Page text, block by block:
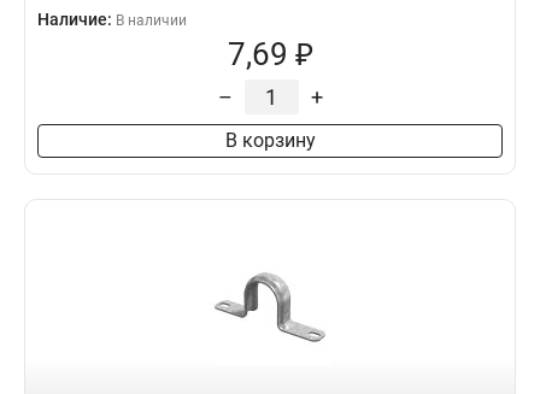
Наличие: В наличии
7,69 ₽
– +
В корзину